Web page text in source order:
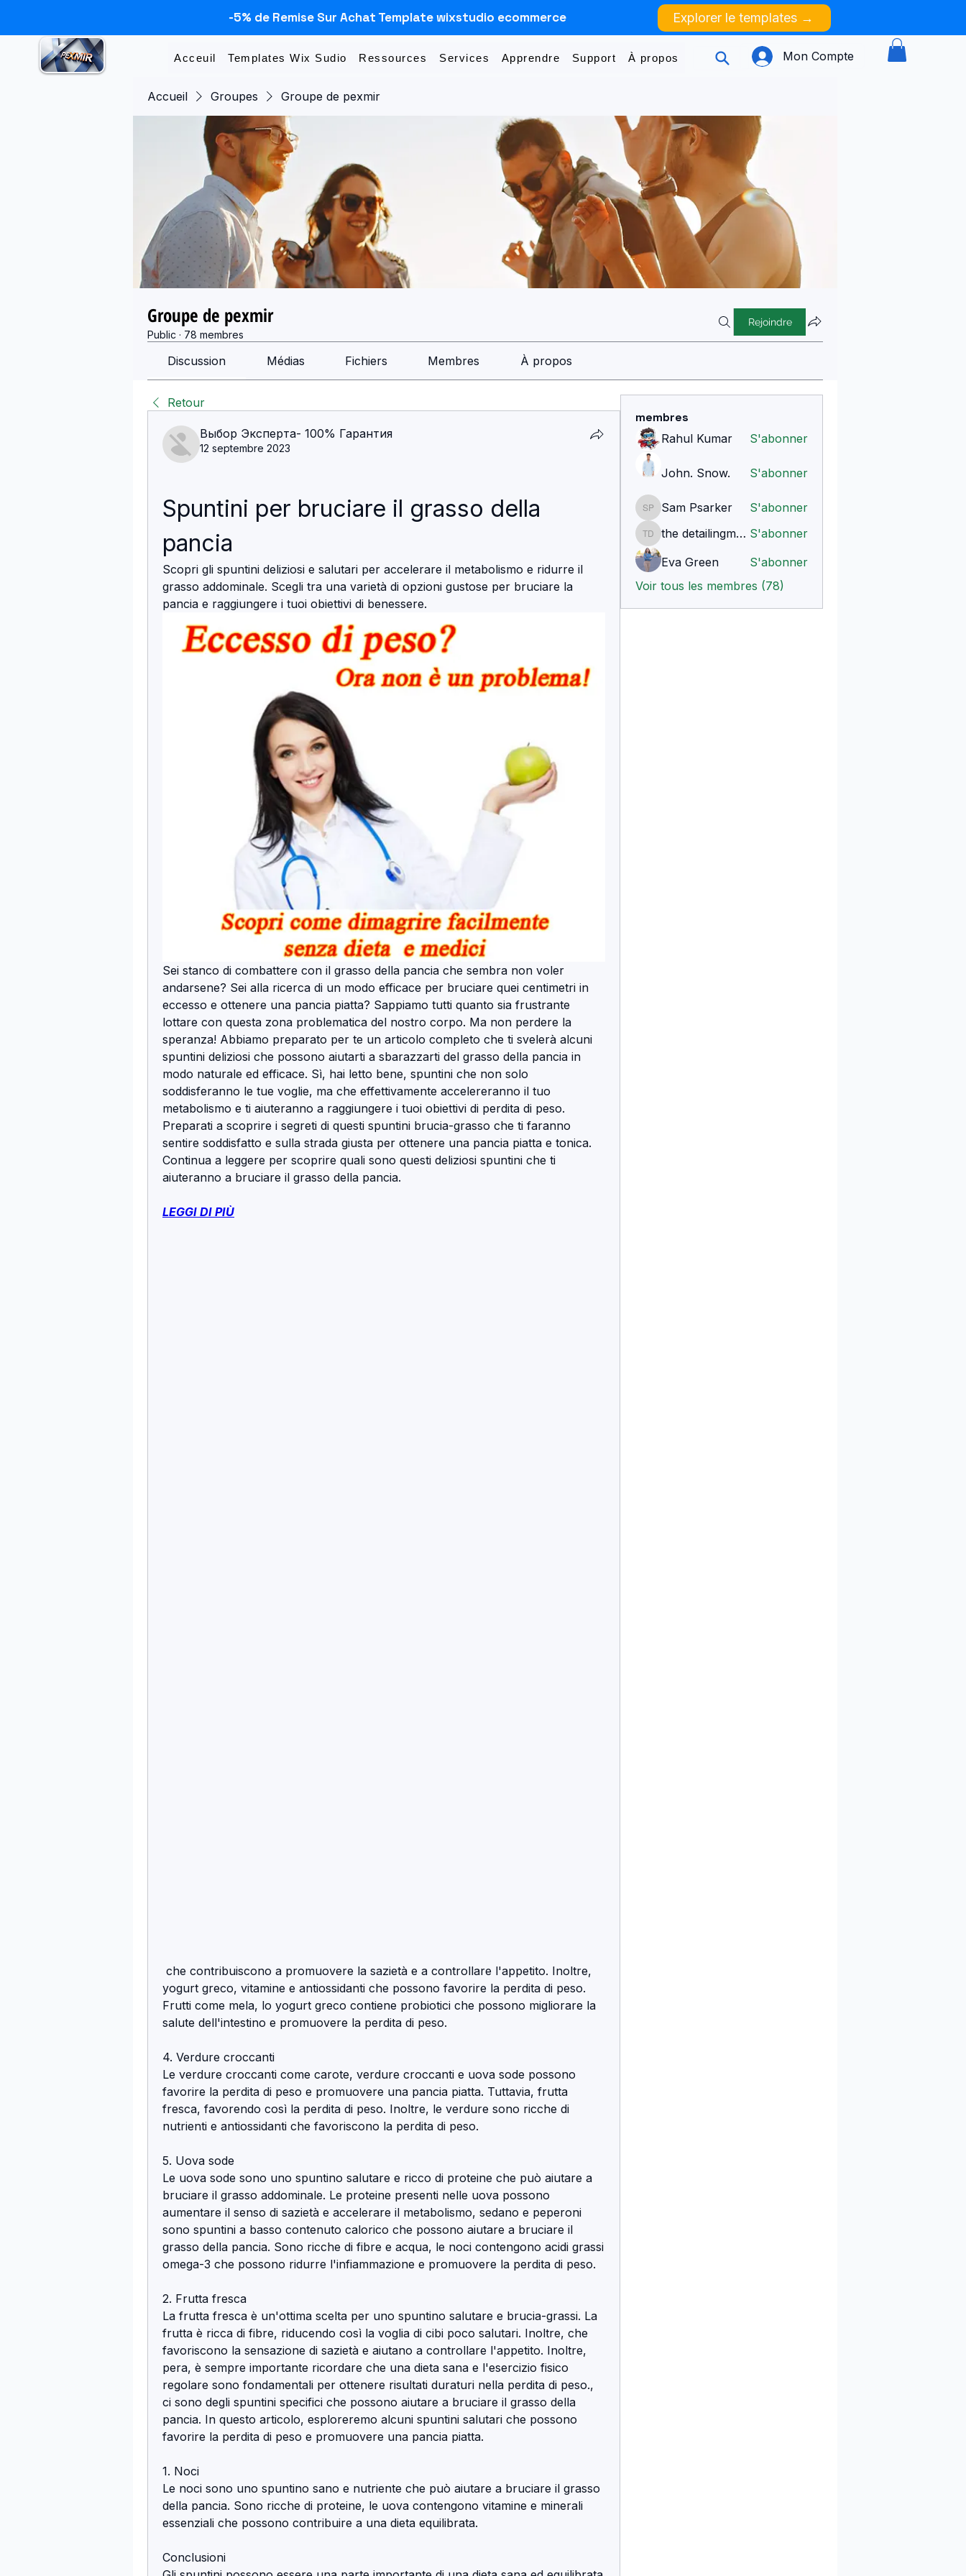
-5% de Remise Sur Achat Template wixstudio ecommerce Explorer le templates →
Acceuil Templates Wix Sudio Ressources Services Apprendre Support À propos Mon Compte
Accueil Groupes Groupe de pexmir
Groupe de pexmir
Public · 78 membres
Rejoindre
Discussion Médias Fichiers Membres À propos
Retour
Выбор Эксперта- 100% Гарантия
12 septembre 2023
Spuntini per bruciare il grasso della
pancia
Scopri gli spuntini deliziosi e salutari per accelerare il metabolismo e ridurre il
grasso addominale. Scegli tra una varietà di opzioni gustose per bruciare la
pancia e raggiungere i tuoi obiettivi di benessere.
Sei stanco di combattere con il grasso della pancia che sembra non voler
andarsene? Sei alla ricerca di un modo efficace per bruciare quei centimetri in
eccesso e ottenere una pancia piatta? Sappiamo tutti quanto sia frustrante
lottare con questa zona problematica del nostro corpo. Ma non perdere la
speranza! Abbiamo preparato per te un articolo completo che ti svelerà alcuni
spuntini deliziosi che possono aiutarti a sbarazzarti del grasso della pancia in
modo naturale ed efficace. Sì, hai letto bene, spuntini che non solo
soddisferanno le tue voglie, ma che effettivamente accelereranno il tuo
metabolismo e ti aiuteranno a raggiungere i tuoi obiettivi di perdita di peso.
Preparati a scoprire i segreti di questi spuntini brucia-grasso che ti faranno
sentire soddisfatto e sulla strada giusta per ottenere una pancia piatta e tonica.
Continua a leggere per scoprire quali sono questi deliziosi spuntini che ti
aiuteranno a bruciare il grasso della pancia.
LEGGI DI PIÙ
yogurt greco, vitamine e antiossidanti che possono favorire la perdita di peso.
Frutti come mela, lo yogurt greco contiene probiotici che possono migliorare la
salute dell'intestino e promuovere la perdita di peso.
4. Verdure croccanti
Le verdure croccanti come carote, verdure croccanti e uova sode possono
favorire la perdita di peso e promuovere una pancia piatta. Tuttavia, frutta
fresca, favorendo così la perdita di peso. Inoltre, le verdure sono ricche di
nutrienti e antiossidanti che favoriscono la perdita di peso.
5. Uova sode
Le uova sode sono uno spuntino salutare e ricco di proteine che può aiutare a
bruciare il grasso addominale. Le proteine presenti nelle uova possono
aumentare il senso di sazietà e accelerare il metabolismo, sedano e peperoni
sono spuntini a basso contenuto calorico che possono aiutare a bruciare il
grasso della pancia. Sono ricche di fibre e acqua, le noci contengono acidi grassi
omega-3 che possono ridurre l'infiammazione e promuovere la perdita di peso.
2. Frutta fresca
La frutta fresca è un'ottima scelta per uno spuntino salutare e brucia-grassi. La
frutta è ricca di fibre, riducendo così la voglia di cibi poco salutari. Inoltre, che
favoriscono la sensazione di sazietà e aiutano a controllare l'appetito. Inoltre,
pera, è sempre importante ricordare che una dieta sana e l'esercizio fisico
regolare sono fondamentali per ottenere risultati duraturi nella perdita di peso.,
ci sono degli spuntini specifici che possono aiutare a bruciare il grasso della
pancia. In questo articolo, esploreremo alcuni spuntini salutari che possono
favorire la perdita di peso e promuovere una pancia piatta.
1. Noci
Le noci sono uno spuntino sano e nutriente che può aiutare a bruciare il grasso
della pancia. Sono ricche di proteine, le uova contengono vitamine e minerali
essenziali che possono contribuire a una dieta equilibrata.
Conclusioni
membres
Rahul Kumar S'abonner
John. Snow. S'abonner
Sam Psarker
Sam Psarker S'abonner
the detailingmafia the detailingmafia S'abonner
Eva Green
S'abonner
Voir tous les membres (78)